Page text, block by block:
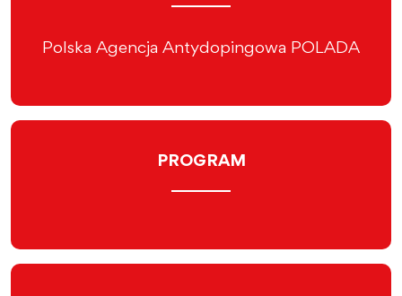
Polska Agencja Antydopingowa POLADA
PROGRAM